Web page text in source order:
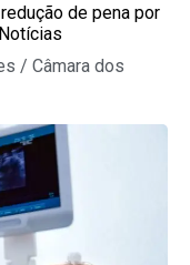
de pena por
/ Câmara dos